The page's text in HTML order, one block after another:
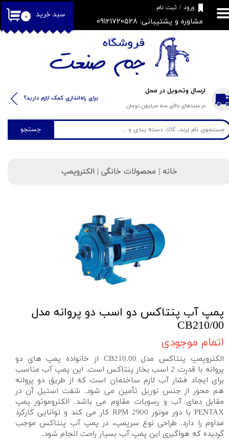
جستجو
ارسال وتحویل در محل
در سبدهای بالای سه میلیون تومان
مشاوره و پشتیبانی: 09121720528 ۰ سبد خرید
ورود / ثبت نام
حساب کاربری من
تغییر گذر واژه
خروج از حساب کاربری
​​برای راه‌اندازی کمک لازم دارید؟
خانه| محصولات خانگی | الکتروپمپ
پمپ آب پنتاکس دو اسب دو پروانه مدل
CB210/00
اتمام موجودی
الکتروپمپ پنتاکس مدل CB210.00 از خانواده پمپ های دو
پروانه با قدرت 2 اسب بخار پنتاکس است. این پمپ آب مناسب
برای ایجاد فشار آب لازم ساختمان است که از طریق دو پروانه
هم محور از جنس نوریل تأمین می شود. شفت استیل آن در
مقابل دمای آب و رسوبات مقاوم می باشد. الکتروموتور پمپ
PENTAX با دور موتور 2900 RPM کار می کند و توانایی کارکرد
مداوم را دارد. طراحی نوع سرپمپ، در پمپ آب پنتاکس موجب
گردیده که هواگیری این پمپ آب بسیار راحت انجام شود.